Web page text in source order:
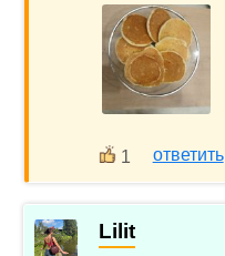
1 ответить
Lilit